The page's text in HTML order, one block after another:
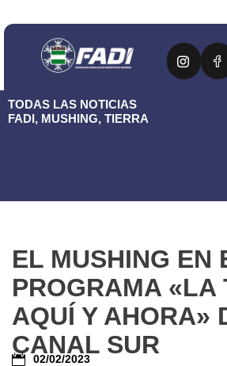
TODAS LAS NOTICIAS
FADI, MUSHING, TIERRA
EL MUSHING EN
PROGRAMA «LA
AQUÍ Y AHORA»
CANAL SUR
02/02/2023